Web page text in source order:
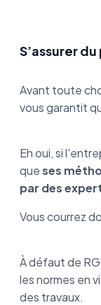
S’assurer
Avant toute
vous garantit
Eh oui, si
queses
par des
Vous courrez
À défaut de
les normes en
des travaux.